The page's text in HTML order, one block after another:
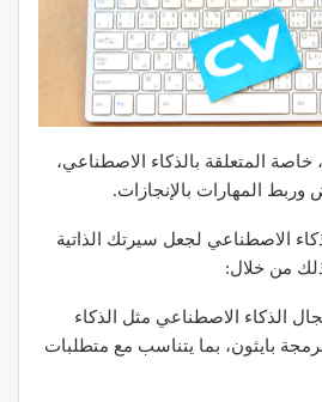
خاصة المتعلقة بالذكاء الاصطناعي،
المهارات بالإنجازات.
الاصطناعي لجعل سيرتك الذاتية
من خلال:
الذكاء الاصطناعي مثل الذكاء
برمجة بايثون، بما يتناسب مع متطلبات